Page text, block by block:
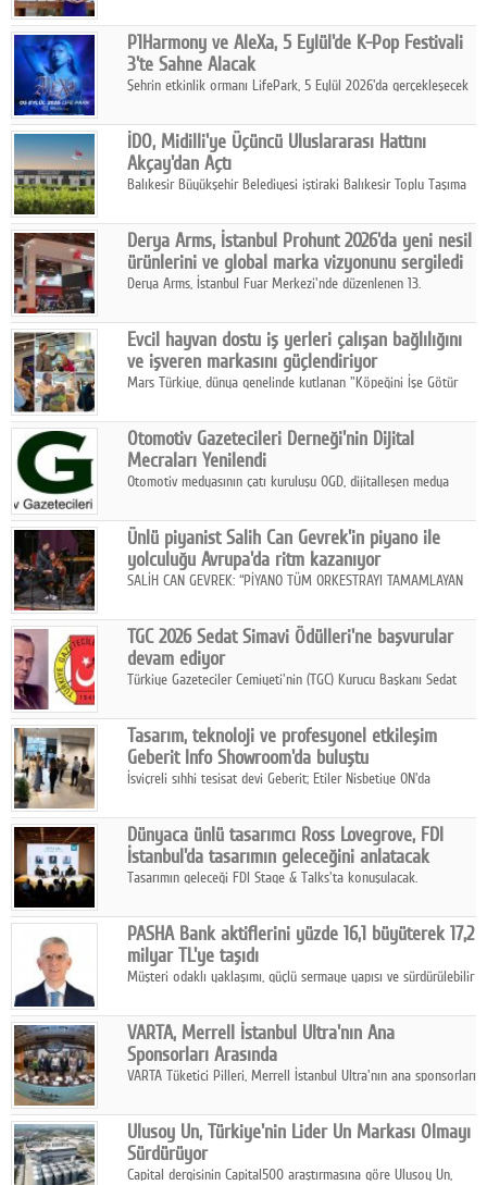
Polemik
Reklam
Yazarlar
Künye
SOSYAL MEDYA
Facebook
Twitter
Google Plus
© 2026 TÜM HAKLARI SAKLIDIR
Diker'in 13. kitabı “Aşk Kütüphanesi” 6 Ağustos'ta Casa dell'Arte
Bodrum'da düzenlenen özel lansmanla okurlarıyla buluştu.
P1Harmony ve AleXa, 5 Eylül'de K-Pop Festivali
3'te Sahne Alacak
Şehrin etkinlik ormanı LifePark, 5 Eylül 2026'da gerçekleşecek
haritasında önemli bir destinasyon haline getirmeye
hazırlanıyor.
İDO, Midilli'ye Üçüncü Uluslararası Hattını
Akçay'dan Açtı
Balıkesir Büyükşehir Belediyesi iştiraki Balıkesir Toplu Taşıma
Midilli hattının resmi açılışı gerçekleştirildi.
Derya Arms, İstanbul Prohunt 2026'da yeni nesil
ürünlerini ve global marka vizyonunu sergiledi
Derya Arms, İstanbul Fuar Merkezi'nde düzenlenen 13.
Fuarı'nda sektör profesyonelleri, iş ortakları, bayiler ve son
kullanıcılarla bir araya geldi.
Evcil hayvan dostu iş yerleri çalışan bağlılığını
ve işveren markasını güçlendiriyor
Mars Türkiye, dünya genelinde kutlanan "Köpeğini İşe Götür
çalışan bağlılığı, iyi olma hali ve işveren markası üzerindeki
etkisine dikkat çekti.
Otomotiv Gazetecileri Derneği'nin Dijital
Mecraları Yenilendi
Otomotiv medyasının çatı kuruluşu OGD, dijitalleşen medya
hedefiyle internet sitesini ve sosyal medya kanallarını yeniledi.
Ünlü piyanist Salih Can Gevrek'in piyano ile
yolculuğu Avrupa'da ritm kazanıyor
SALİH CAN GEVREK: “PİYANO TÜM ORKESTRAYI TAMAMLAYAN
ETKİ YARATIYOR"
TGC 2026 Sedat Simavi Ödülleri'ne başvurular
devam ediyor
Türkiye Gazeteciler Cemiyeti'nin (TGC) Kurucu Başkanı Sedat
Tasarım, teknoloji ve profesyonel etkileşim
Geberit Info Showroom'da buluştu
İsviçreli sıhhi tesisat devi Geberit; Etiler Nisbetiye ON'da
ortaklığıyla özel bir davete ev sahipliği yaptı.
Dünyaca ünlü tasarımcı Ross Lovegrove, FDI
İstanbul'da tasarımın geleceğini anlatacak
Tasarımın geleceği FDI Stage & Talks'ta konuşulacak.
PASHA Bank aktiflerini yüzde 16,1 büyüterek 17,2
milyar TL'ye taşıdı
Müşteri odaklı yaklaşımı, güçlü sermaye yapısı ve sürdürülebilir
yılının ilk yarısında güçlü finansal performansını korudu.
VARTA, Merrell İstanbul Ultra'nın Ana
Sponsorları Arasında
VARTA Tüketici Pilleri, Merrell İstanbul Ultra'nın ana sponsorları
enerjisine güç katıyor.
Ulusoy Un, Türkiye'nin Lider Un Markası Olmayı
Sürdürüyor
Capital dergisinin Capital500 araştırmasına göre Ulusoy Un,